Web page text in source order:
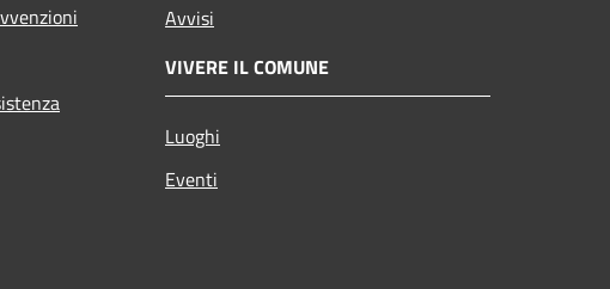
Avvisi
VIVERE IL COMUNE
Luoghi
Eventi